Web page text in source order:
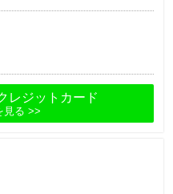
レジットカード
見る